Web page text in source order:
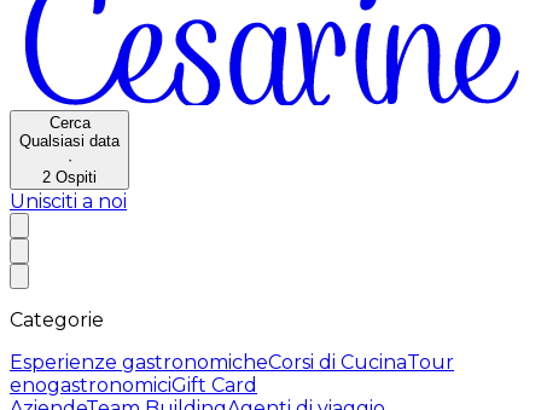
Cerca
Qualsiasi data
·
2 Ospiti
Unisciti a noi
Categorie
Esperienze gastronomicheCorsi di CucinaTour
enogastronomiciGift Card